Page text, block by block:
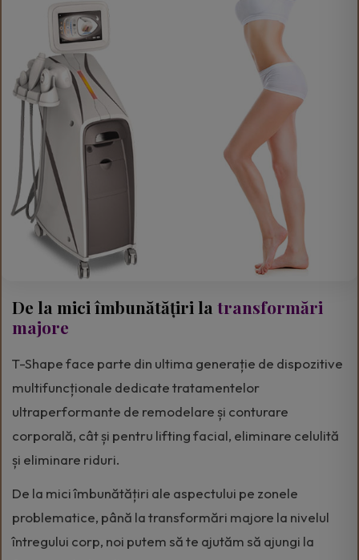
De la mici îmbunătățiri la transformări
majore
T-Shape face parte din ultima generație de dispozitive
multifuncționale dedicate tratamentelor
ultraperformante de remodelare și conturare
corporală, cât și pentru lifting facial, eliminare celulită
și eliminare riduri.
De la mici îmbunătățiri ale aspectului pe zonele
problematice, până la transformări majore la nivelul
întregului corp, noi putem să te ajutăm să ajungi la